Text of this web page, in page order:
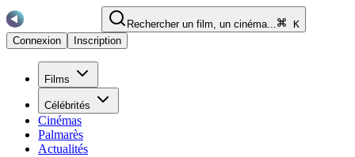
Rechercher un film, un cinéma...
K
Connexion
Inscription
Films
Célébrités
Cinémas
Palmarès
Actualités